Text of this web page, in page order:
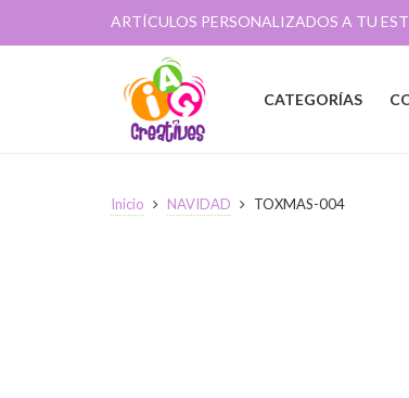
ARTÍCULOS PERSONALIZADOS A TU
CATEGORÍAS
Inicio NAVIDAD TOXMAS-004